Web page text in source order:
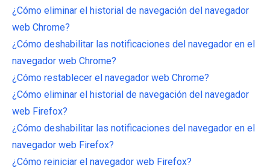
¿Cómo eliminar el historial de navegación del navegador
web Chrome?
¿Cómo deshabilitar las notificaciones del navegador en el
navegador web Chrome?
¿Cómo restablecer el navegador web Chrome?
¿Cómo eliminar el historial de navegación del navegador
web Firefox?
¿Cómo deshabilitar las notificaciones del navegador en el
navegador web Firefox?
¿Cómo reiniciar el navegador web Firefox?